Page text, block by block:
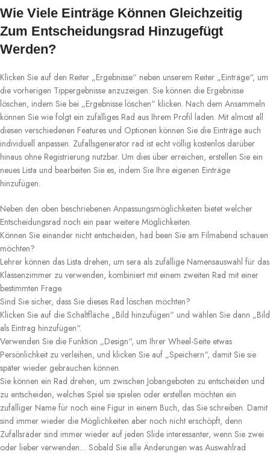
Wie Viele Einträge Können Gleichzeitig
Zum Entscheidungsrad Hinzugefügt
Werden?
Klicken Sie auf den Reiter „Ergebnisse“ neben unserem Reiter „Einträge“, um
die vorherigen Tippergebnisse anzuzeigen. Sie können die Ergebnisse
löschen, indem Sie bei „Ergebnisse löschen“ klicken. Nach dem Ansammeln
können Sie wie folgt ein zufälliges Rad aus Ihrem Profil laden. Mit almost all
diesen verschiedenen Features und Optionen können Sie die Einträge auch
individuell anpassen. Zufallsgenerator rad ist echt völlig kostenlos darüber
hinaus ohne Registrierung nutzbar. Um dies über erreichen, erstellen Sie ein
neues Lista und bearbeiten Sie es, indem Sie Ihre eigenen Einträge
hinzufügen.
Neben den oben beschriebenen Anpassungsmöglichkeiten bietet welcher
Entscheidungsrad noch ein paar weitere Möglichkeiten.
Können Sie einander nicht entscheiden, had been Sie am Filmabend schauen
möchten?
Lehrer können das Lista drehen, um sera als zufällige Namensauswahl für das
Klassenzimmer zu verwenden, kombiniert mit einem zweiten Rad mit einer
bestimmten Frage.
Sind Sie sicher, dass Sie dieses Rad löschen möchten?
Klicken Sie auf die Schaltfläche „Bild hinzufügen“ und wählen Sie dann „Bild
als Eintrag hinzufügen“.
Verwenden Sie die Funktion „Design“, um Ihrer Wheel-Seite etwas
Persönlichkeit zu verleihen, und klicken Sie auf „Speichern“, damit Sie sie
später wieder gebrauchen können.
Sie können ein Rad drehen, um zwischen Jobangeboten zu entscheiden und
zu entscheiden, welches Spiel sie spielen oder erstellen möchten ein
zufälliger Name für noch eine Figur in einem Buch, das Sie schreiben. Damit
sind immer wieder die Möglichkeiten aber noch nicht erschöpft, denn
Zufallsräder sind immer wieder auf jeden Slide interessanter, wenn Sie zwei
oder lieber verwenden… Sobald Sie alle Änderungen was Auswahlrad